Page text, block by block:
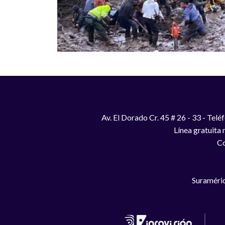
Av. El Dorado Cr. 45 # 26 - 33 -
Línea gratuita